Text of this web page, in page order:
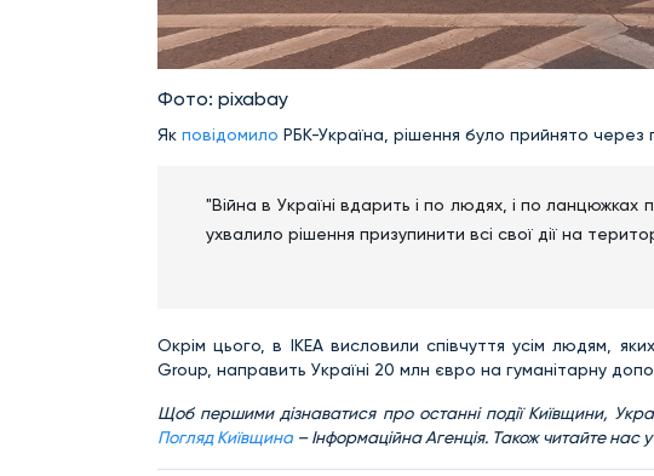
Фото: pixabay
Як повідомило РБК-Україна, рішення було прийнято
"Війна в Україні вдарить і по людях, і по ланцюжках
ухвалило рішення призупинити всі свої дії на
Окрім цього, в IKEA висловили співчуття усім людям,
Group, направить Україні 20 млн євро на гуманітарну
Щоб першими дізнаватися про останні події Київщини,
Погляд Київщина – Інформаційна Агенція. Також читайте нас у